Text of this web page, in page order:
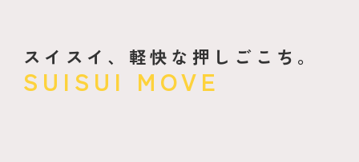
スイスイ、軽快な押しごこち。
SUISUI MOVE